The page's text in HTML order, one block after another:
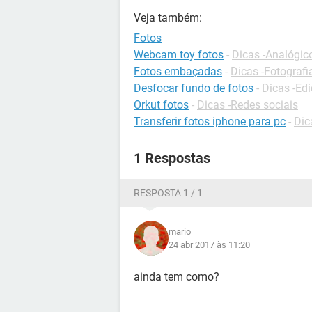
Veja também:
Fotos
Webcam toy fotos - Dicas -
Fotos embaçadas - Dicas -
Desfocar fundo de fotos - Dicas -
Orkut fotos - Dicas -Redes sociais
Transferir fotos iphone para pc -
1 Respostas
RESPOSTA 1 / 1
mario
24 abr 2017 às 11:20
ainda tem como?